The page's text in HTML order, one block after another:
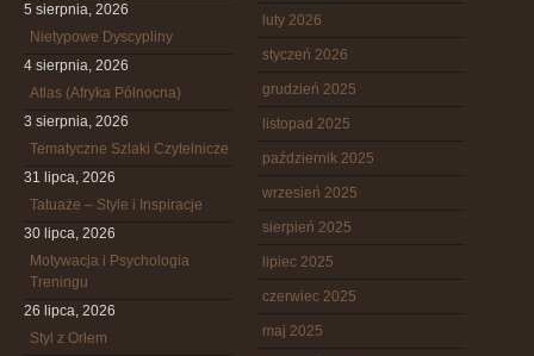
5 sierpnia, 2026
Nietypowe Dyscypliny
4 sierpnia, 2026
Atlas (Afryka Północna)
3 sierpnia, 2026
Tematyczne Szlaki Czytelnicze
31 lipca, 2026
Tatuaże – Style i Inspiracje
30 lipca, 2026
Motywacja i Psychologia
Treningu
26 lipca, 2026
Styl z Orłem
luty 2026
styczeń 2026
grudzień 2025
listopad 2025
październik 2025
wrzesień 2025
sierpień 2025
lipiec 2025
czerwiec 2025
maj 2025